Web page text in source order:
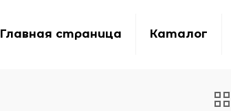
Главная страница Каталог